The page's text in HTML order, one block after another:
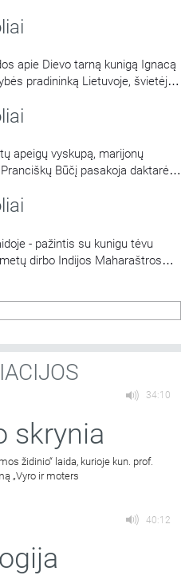
ir artimui pasišventusį kunigą
bibliotekos Bibliografijos,
bibliografė Laimutė
gyventoja Vanda
Tomo Ladigos…
apie Dievo tarną kunigą Ignacą
pradininką Lietuvoje, švietėją,
pradėta beatifikacijos byla,
teologijos ir bažnytinės
Kumža, Žemaičių
Jurgita Gustaitytė…
apeigų vyskupą, marijonų
Būčį pasakoja daktarė
veda Liutauras Serapinas.
- pažintis su kunigu tėvu
dirbo Indijos Maharaštros
Jungtinių Amerikos Valstijų ir
ir bendrabučių mokiniams, rėmė
34:10
skrynia
židinio“ laida, kurioje kun. prof.
„Vyro ir moters
40:12